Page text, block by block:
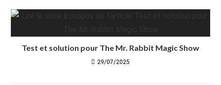
Test et solution pour The Mr. Rabbit Magic Show
29/07/2025